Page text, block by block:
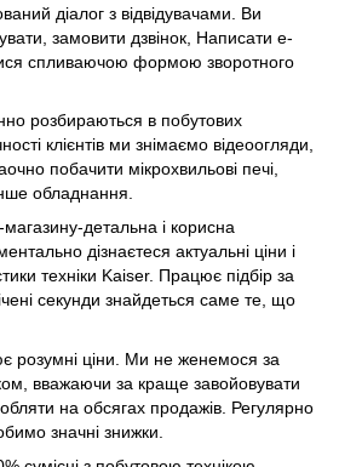
діалог з відвідувачами. Ви
замовити дзвінок, Написати e-
спливаючою формою зворотного
розбираються в побутових
клієнтів ми знімаємо відеоогляди,
побачити мікрохвильові печі,
обладнання.
магазину-детальна і корисна
дізнаєтеся актуальні ціни і
техніки Kaiser. Працює підбір за
секунди знайдеться саме те, що
розумні ціни. Ми не женемося за
вважаючи за краще завойовувати
на обсягах продажів. Регулярно
значні знижки.